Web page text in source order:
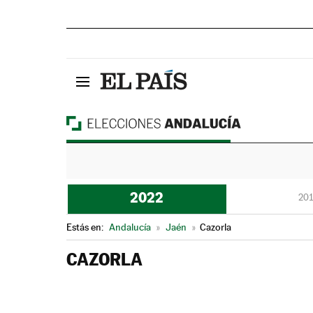
2022
Estás en: Andalucía » Jaén » Cazorla
CAZORLA